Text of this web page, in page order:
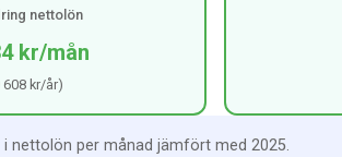
nettolön
kr/mån
608 kr/år)
nettolön per månad jämfört med 2025.